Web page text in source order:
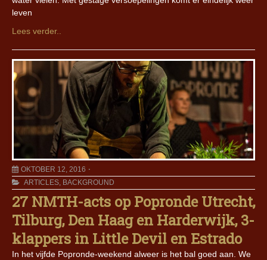
leven
Lees verder..
OKTOBER 12, 2016
ARTICLES, BACKGROUND
27 NMTH-acts op Popronde Utrecht,
Tilburg, Den Haag en Harderwijk, 3-
klappers in Little Devil en Estrado
In het vijfde Popronde-weekend alweer is het bal goed aan. We